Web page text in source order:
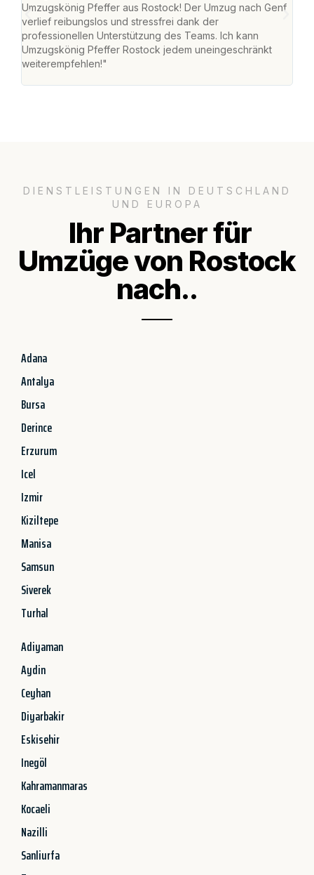
Umzugskönig Pfeffer aus Rostock! Der Umzug nach Genf
verlief reibungslos und stressfrei dank der
professionellen Unterstützung des Teams. Ich kann
Umzugskönig Pfeffer Rostock jedem uneingeschränkt
weiterempfehlen!"
DIENSTLEISTUNGEN IN DEUTSCHLAND
UND EUROPA
Ihr Partner für
Umzüge von Rostock
nach..
Adana
Antalya
Bursa
Derince
Erzurum
Icel
Izmir
Kiziltepe
Manisa
Samsun
Siverek
Turhal
Adiyaman
Aydin
Ceyhan
Diyarbakir
Eskisehir
Inegöl
Kahramanmaras
Kocaeli
Nazilli
Sanliurfa